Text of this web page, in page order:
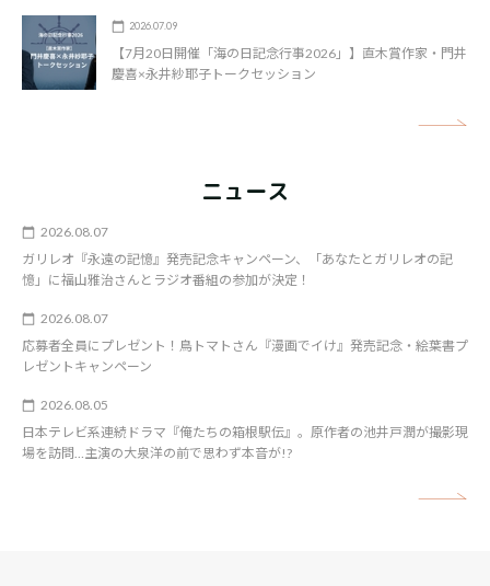
2026.07.09
【7月20日開催「海の日記念行事2026」】直木賞作家・門井
慶喜×永井紗耶子トークセッション
ニュース
2026.08.07
ガリレオ『永遠の記憶』発売記念キャンペーン、「あなたとガリレオの記
憶」に福山雅治さんとラジオ番組の参加が決定！
2026.08.07
応募者全員にプレゼント！鳥トマトさん『漫画でイけ』発売記念・絵葉書プ
レゼントキャンペーン
2026.08.05
日本テレビ系連続ドラマ『俺たちの箱根駅伝』。原作者の池井戸潤が撮影現
場を訪問…主演の大泉洋の前で思わず本音が!?